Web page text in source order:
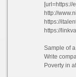
[url=https://
http://
https://
https://
Sample of
Write
Poverty in